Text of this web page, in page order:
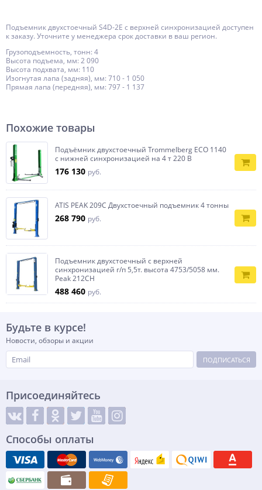
Подъемник двухстоечный S4D-2E с верхней синхронизацией доступен
к заказу. Уточните у менеджера срок доставки в ваш регион.
Грузоподъемность, тонн: 4
Высота подъема, мм: 2 090
Высота подхвата, мм: 110
Изогнутая лапа (задняя), мм: 710 - 1 050
Прямая лапа (передняя), мм: 797 - 1 137
Похожие товары
Подъёмник двухстоечный Trommelberg ECO 1140
с нижней синхронизацией на 4 т 220 В
176 130 руб.
ATIS PEAK 209C Двухстоечный подъемник 4 тонны
268 790 руб.
Подъемник двухстоечный с верхней
синхронизацией г/п 5,5т. высота 4753/5058 мм.
Peak 212CH
488 460 руб.
Будьте в курсе!
Новости, обзоры и акции
ПОДПИСАТЬСЯ
Присоединяйтесь
Способы оплаты